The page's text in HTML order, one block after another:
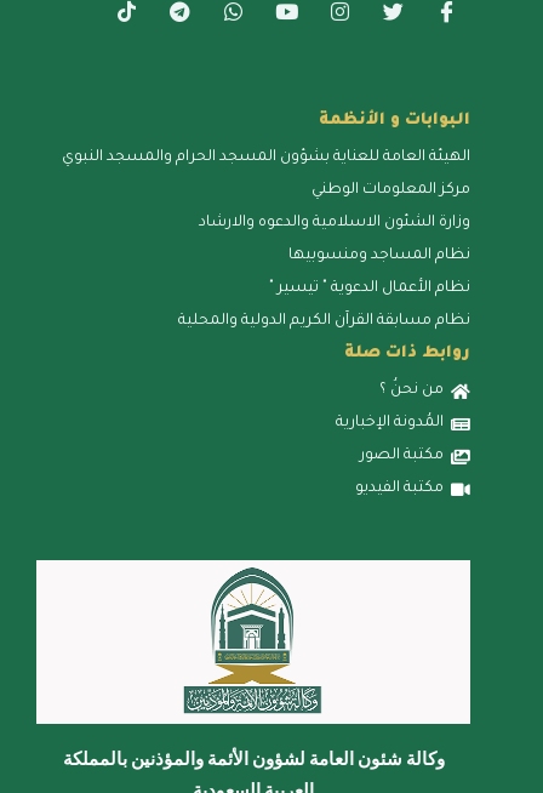
البوابات و الأنظمة
الهيئة العامة للعناية بشؤون المسجد الحرام والمسجد النبوي
مركز المعلومات الوطني
وزارة الشئون الاسلامية والدعوه والارشاد
نظام المساجد ومنسوبيها
نظام الأعمال الدعوية " تيسير "
نظام مسابقة القرآن الكريم الدولية والمحلية
روابط ذات صلة
من نحنُ ؟
المُدونة الإخبارية
مكتبة الصور
مكتبة الفيديو
وكالة شئون العامة لشؤون الأئمة والمؤذنين بالمملكة